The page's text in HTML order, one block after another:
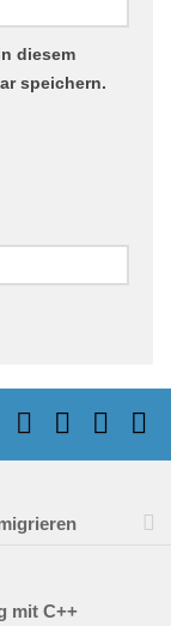
diesem
speichern.
mit C++